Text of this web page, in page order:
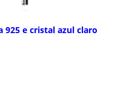
925 e cristal azul claro